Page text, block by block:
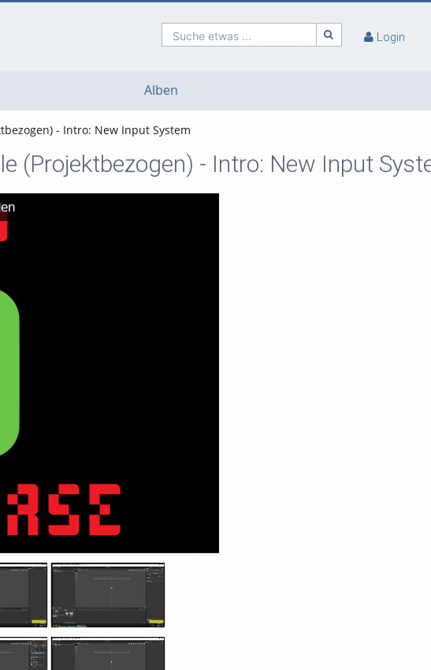
Suche etwas ... Login
Alben
- Intro: New Input System
(Projektbezogen) - Intro: New Input